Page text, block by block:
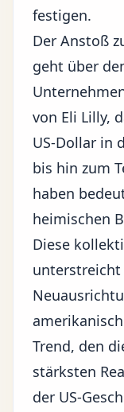
festigen.
Der Anstoß
geht über
von Eli Lilly,
US-Dollar in
bis hin zum
haben
heimischen
Diese
Trend, den
stärksten
der US-